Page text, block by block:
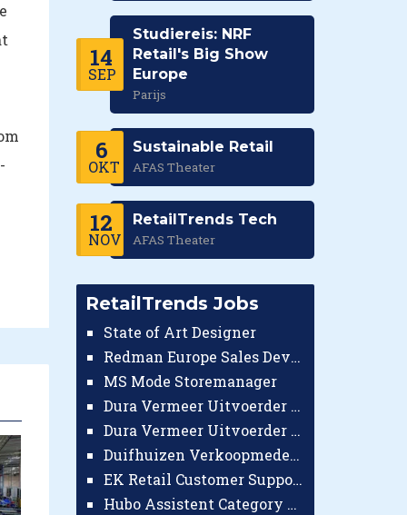
14
SEP
Studiereis: NRF
Retail's Big Show
Europe
Parijs
6
OKT
Sustainable Retail
AFAS Theater
12
NOV
RetailTrends Tech
AFAS Theater
RetailTrends Jobs
State of Art Designer
Redman Europe Sales Developer (Europe)
MS Mode Storemanager
Dura Vermeer Uitvoerder GWW Amsterdam
Dura Vermeer Uitvoerder Civiel Nijmegen
Duifhuizen Verkoopmedewerker Ridderkerk
EK Retail Customer Support Omnichannel
Hubo Assistent Category Manager